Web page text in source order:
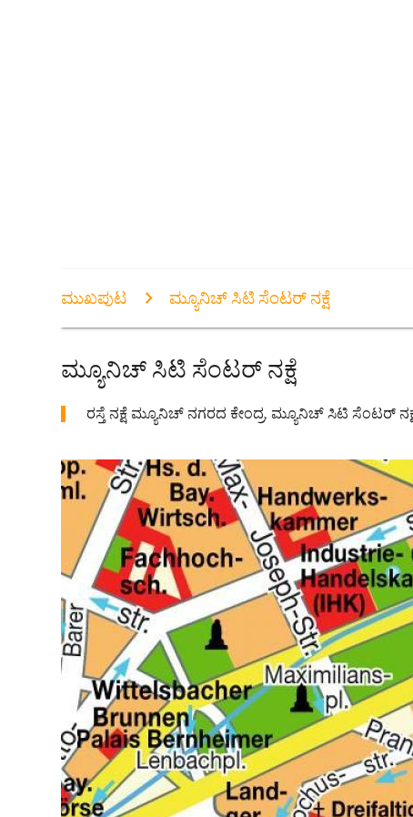
ಮುಖಪುಟ ಮ್ಯೂನಿಚ್ ಸಿಟಿ ಸೆಂಟರ್ ನಕ್ಷೆ
ಮ್ಯೂನಿಚ್ ಸಿಟಿ ಸೆಂಟರ್ ನಕ್ಷೆ
ರಸ್ತೆ ನಕ್ಷೆ ಮ್ಯೂನಿಚ್ ನಗರದ ಕೇಂದ್ರ. ಮ್ಯೂನಿಚ್ ಸಿಟಿ